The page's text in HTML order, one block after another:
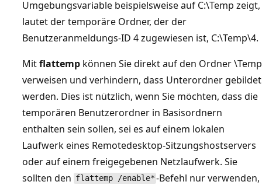
Umgebungsvariable beispielsweise auf C:\Temp zeigt,
lautet der temporäre Ordner, der der
Benutzeranmeldungs-ID 4 zugewiesen ist, C:\Temp\4.
Mitflattemp können Sie direkt auf den Ordner \Temp
verweisen und verhindern, dass Unterordner gebildet
werden. Dies ist nützlich, wenn Sie möchten, dass die
temporären Benutzerordner in Basisordnern
enthalten sein sollen, sei es auf einem lokalen
Laufwerk eines Remotedesktop-Sitzungshostservers
oder auf einem freigegebenen Netzlaufwerk. Sie
sollten den flattemp /enable* -Befehl nur verwenden,